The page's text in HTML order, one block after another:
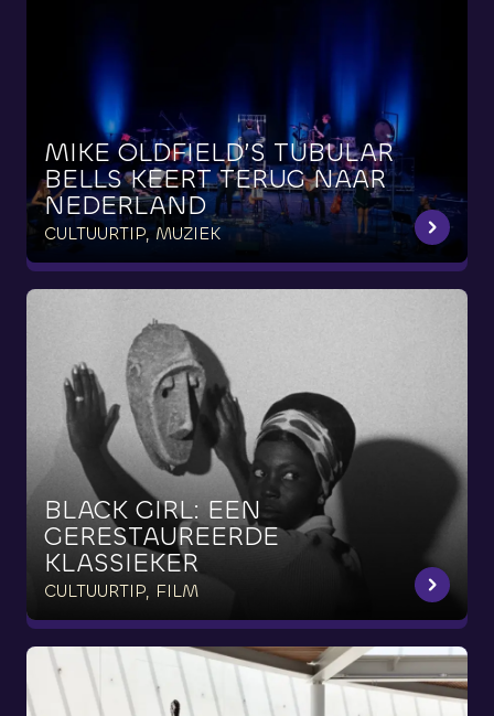
MIKE OLDFIELD’S TUBULAR
BELLS KEERT TERUG NAAR
NEDERLAND
CULTUURTIP, MUZIEK
BLACK GIRL: EEN
GERESTAUREERDE
KLASSIEKER
CULTUURTIP, FILM